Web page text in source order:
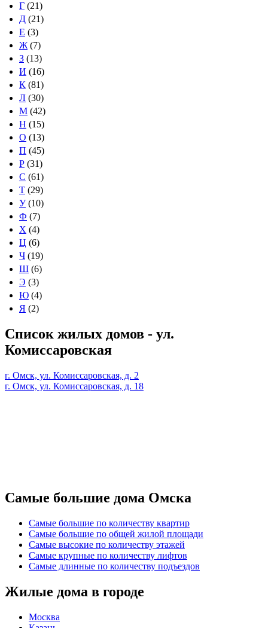
Г (21)
Д (21)
Е (3)
Ж (7)
З (13)
И (16)
К (81)
Л (30)
М (42)
Н (15)
О (13)
П (45)
Р (31)
С (61)
Т (29)
У(10)
Ф (7)
Х (4)
Ц (6)
Ч (19)
Ш (6)
Э (3)
Ю (4)
Я (2)
Список жилых домов - ул.
Комиссаровская
г. Омск, ул. Комиссаровская, д. 2
г. Омск, ул. Комиссаровская, д. 18
Самые большие дома Омска
Самые большие по количеству квартир
Самые большие по общей жилой площади
Самые высокие по количеству этажей
Самые крупные по количеству лифтов
Самые длинные по количеству подъездов
Жилые дома в городе
Москва